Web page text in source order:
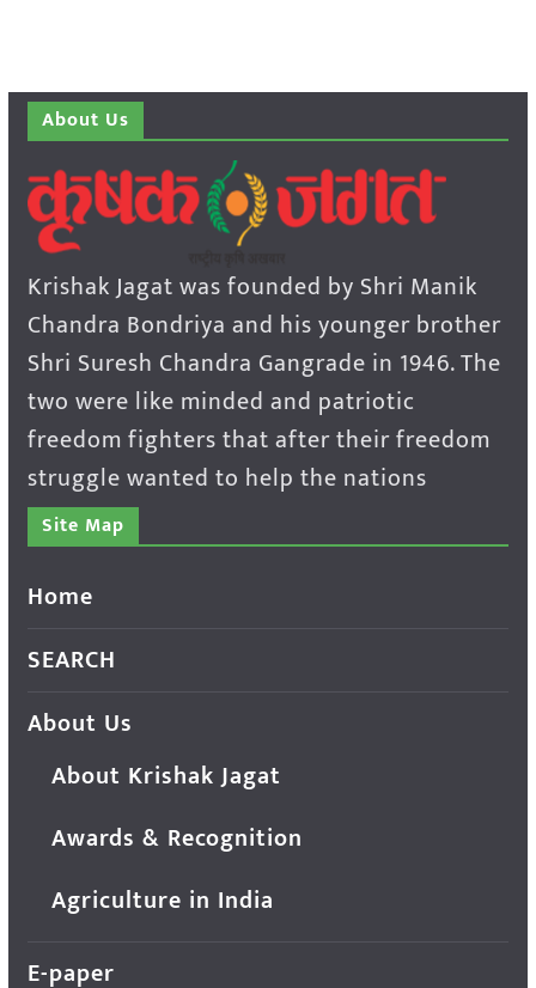
About Us
Krishak Jagat was founded by Shri Manik
Chandra Bondriya and his younger brother
Shri Suresh Chandra Gangrade in 1946. The
two were like minded and patriotic
freedom fighters that after their freedom
struggle wanted to help the nations
Site Map
Home
SEARCH
About Us
About Krishak Jagat
Awards & Recognition
Agriculture in India
E-paper